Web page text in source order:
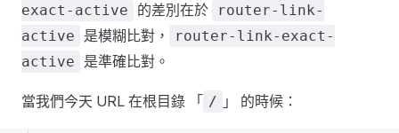
exact-active
的差別在於
router-link-
active
是模糊比對，
router-link-exact-
active
是準確比對。
當我們今天 URL 在根目錄 「 / 」 的時候：